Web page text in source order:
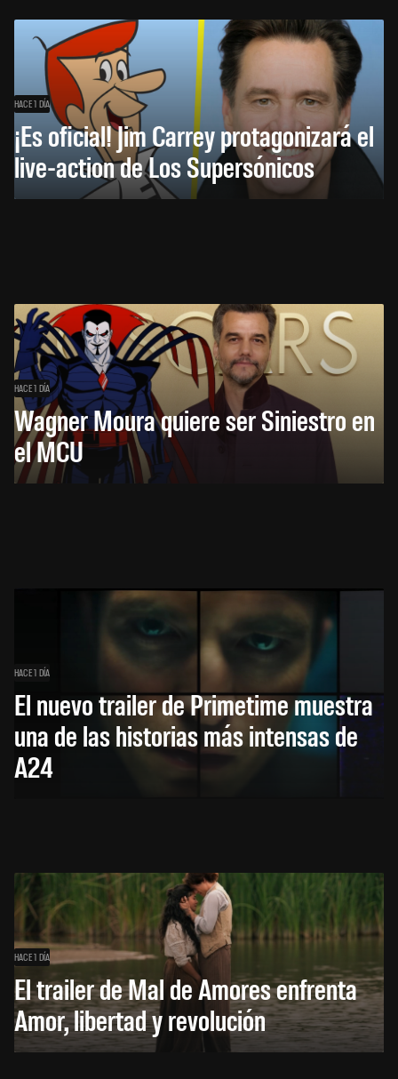
HACE 1 DÍA
¡Es oficial! Jim Carrey protagonizará el
live-action de Los Supersónicos
HACE 1 DÍA
Wagner Moura quiere ser Siniestro en
el MCU
HACE 1 DÍA
El nuevo trailer de Primetime muestra
una de las historias más intensas de
A24
HACE 1 DÍA
El trailer de Mal de Amores enfrenta
Amor, libertad y revolución